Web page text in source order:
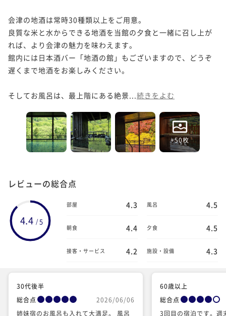
会津の地酒は常時30種類以上をご用意。
良質な米と水からできる地酒を当館の夕食と一緒に召し上が
れば、より会津の魅力を味わえます。
館内には日本酒バー「地酒の館」もございますので、どうぞ
遅くまで地酒をお楽しみください。
そしてお風呂は、最上階にある絶景... 続きをよむ
+50枚
レビューの総合点
4.4 / 5
部屋 4.3 風呂 4.5
朝食 4.4 夕食 4.5
接客・サービス 4.2 施設・設備 4.3
30代後半
総合点
2026/06/06
姉妹宿のお風呂も入れて大満足。 風呂
60歳以上
総合点
3回目の宿泊です。週